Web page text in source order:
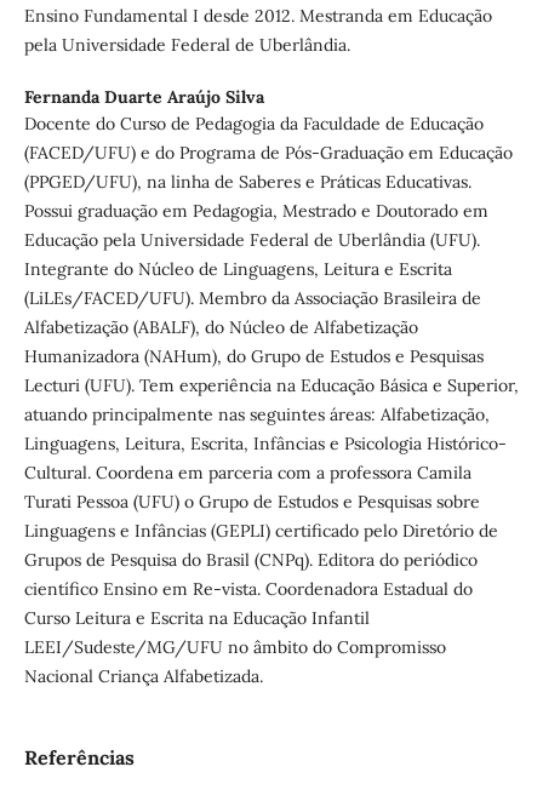
Ensino Fundamental I desde 2012. Mestranda em Educação
pela Universidade Federal de Uberlândia.
Fernanda Duarte Araújo Silva
Docente do Curso de Pedagogia da Faculdade de Educação
(FACED/UFU) e do Programa de Pós-Graduação em Educação
(PPGED/UFU), na linha de Saberes e Práticas Educativas.
Possui graduação em Pedagogia, Mestrado e Doutorado em
Educação pela Universidade Federal de Uberlândia (UFU).
Integrante do Núcleo de Linguagens, Leitura e Escrita
(LiLEs/FACED/UFU). Membro da Associação Brasileira de
Alfabetização (ABALF), do Núcleo de Alfabetização
Humanizadora (NAHum), do Grupo de Estudos e Pesquisas
Lecturi (UFU). Tem experiência na Educação Básica e Superior,
atuando principalmente nas seguintes áreas: Alfabetização,
Linguagens, Leitura, Escrita, Infâncias e Psicologia Histórico-
Cultural. Coordena em parceria com a professora Camila
Turati Pessoa (UFU) o Grupo de Estudos e Pesquisas sobre
Linguagens e Infâncias (GEPLI) certificado pelo Diretório de
Grupos de Pesquisa do Brasil (CNPq). Editora do periódico
científico Ensino em Re-vista. Coordenadora Estadual do
Curso Leitura e Escrita na Educação Infantil
LEEI/Sudeste/MG/UFU no âmbito do Compromisso
Nacional Criança Alfabetizada.
Referências